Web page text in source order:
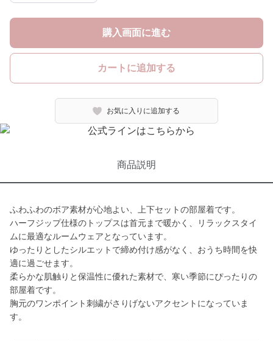
購入画面に進む
カートに追加する
お気に入りに追加する
商品説明
ふわふわのボア素材が心地よい、上下セットの部屋着です。
ハーフジップ仕様のトップスは首元まで暖かく、リラックスタイ
ムに最適なルームウェアとなっています。
ゆったりとしたシルエットで締め付け感がなく、おうち時間を快
適に過ごせます。
柔らかな肌触りと保温性に優れた素材で、寒い季節にぴったりの
部屋着です。
胸元のワンポイント刺繍がさりげないアクセントになっていま
す。